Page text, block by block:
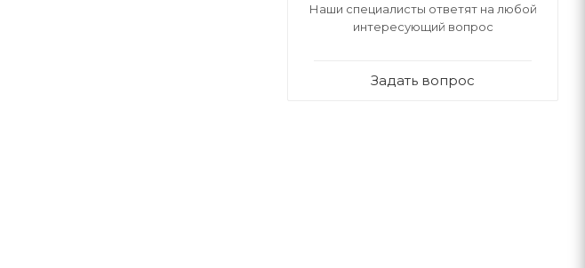
Наши специалисты ответят на любой
интересующий вопрос
Задать вопрос